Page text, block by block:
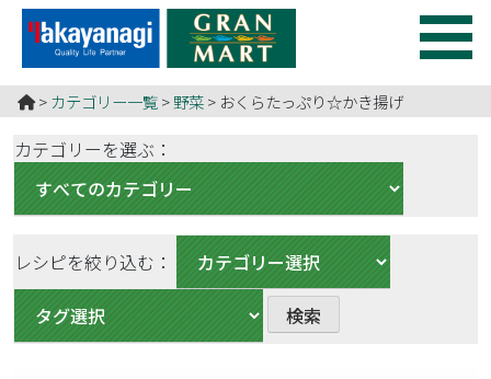
ン
ツ
ス
ッ
食のチカラ
食べ物のチカラで元気をつくる！ グランマートは食で健康
のお役立ち♪
HOME
>カテゴリー一覧>野菜> おくらたっぷり☆かき揚げ
カテゴリーを選ぶ：
レシピを絞り込む：